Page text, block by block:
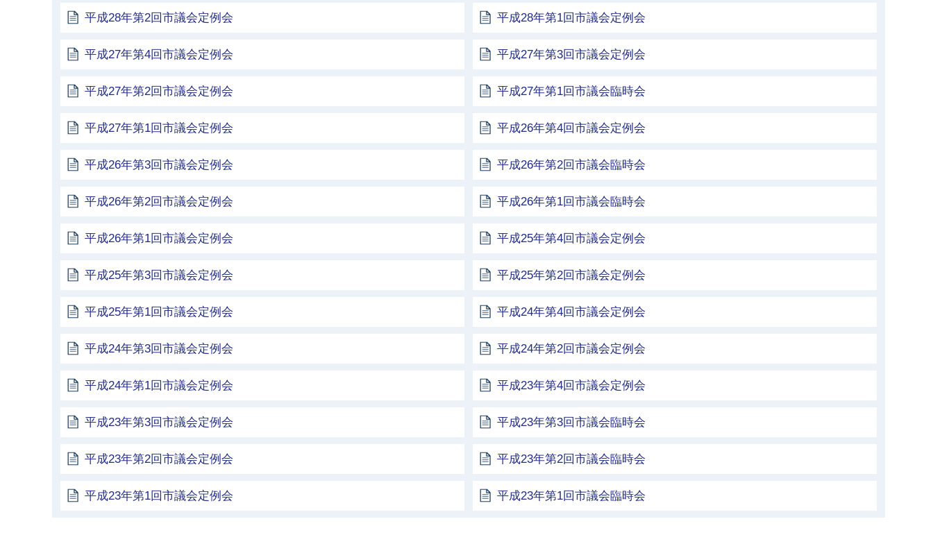
平成28年第2回市議会定例会 平成28年第1回市議会定例会
平成27年第4回市議会定例会 平成27年第3回市議会定例会
平成27年第2回市議会定例会 平成27年第1回市議会臨時会
平成27年第1回市議会定例会 平成26年第4回市議会定例会
平成26年第3回市議会定例会 平成26年第2回市議会臨時会
平成26年第2回市議会定例会 平成26年第1回市議会臨時会
平成26年第1回市議会定例会 平成25年第4回市議会定例会
平成25年第3回市議会定例会 平成25年第2回市議会定例会
平成25年第1回市議会定例会 平成24年第4回市議会定例会
平成24年第3回市議会定例会 平成24年第2回市議会定例会
平成24年第1回市議会定例会 平成23年第4回市議会定例会
平成23年第3回市議会定例会 平成23年第3回市議会臨時会
平成23年第2回市議会定例会 平成23年第2回市議会臨時会
平成23年第1回市議会定例会 平成23年第1回市議会臨時会